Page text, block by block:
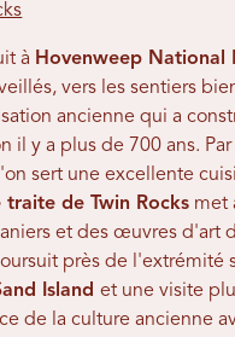
à Hovenweep National
vers les sentiers
ancienne qui a
il y a plus de 700 ans.
sert une excellente
traite de Twin Rocks met
et des œuvres d'art
près de l'extrémité
Islandet une visite
de la culture ancienne